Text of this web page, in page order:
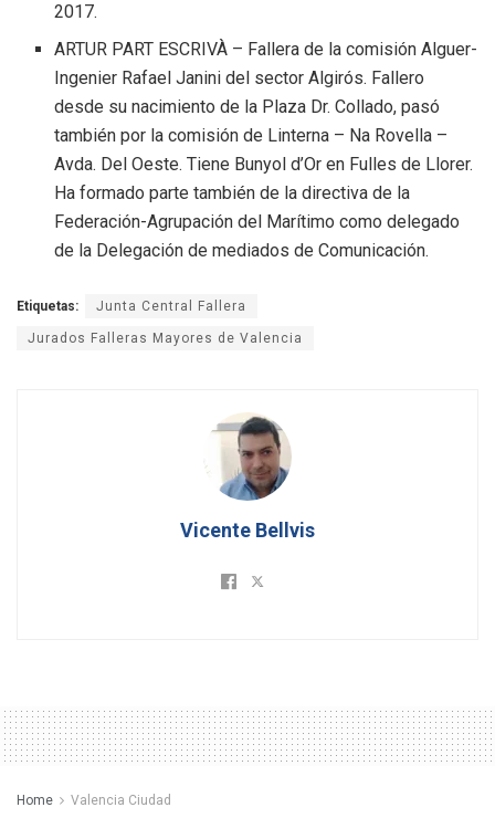
2017.
ARTUR PART ESCRIVÀ – Fallera de la comisión Alguer-
Ingenier Rafael Janini del sector Algirós. Fallero
desde su nacimiento de la Plaza Dr. Collado, pasó
también por la comisión de Linterna – Na Rovella –
Avda. Del Oeste. Tiene Bunyol d’Or en Fulles de Llorer.
Ha formado parte también de la directiva de la
Federación-Agrupación del Marítimo como delegado
de la Delegación de mediados de Comunicación.
Etiquetas: Junta Central Fallera
Jurados Falleras Mayores de Valencia
Vicente Bellvis
Home Valencia Ciudad